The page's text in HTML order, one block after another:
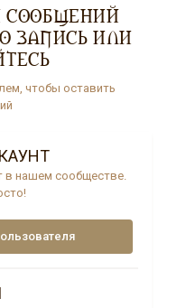
ЗАПИСЬ ИЛИ
чтобы оставить
в нашем сообществе.